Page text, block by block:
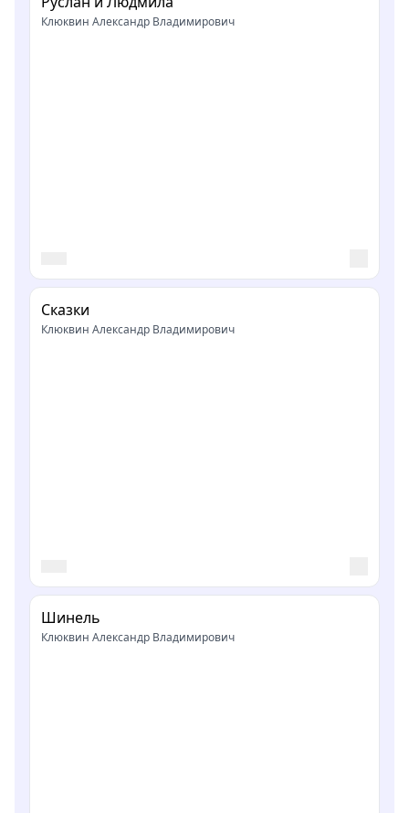
Клюквин Александр Владимирович
Сказки
Клюквин Александр Владимирович
Шинель
Клюквин Александр Владимирович